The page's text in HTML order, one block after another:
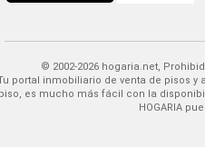
© 2002-2026 hogaria.net,
Encontrar tu casa o
es mucho más fácil con la
HOGARIA